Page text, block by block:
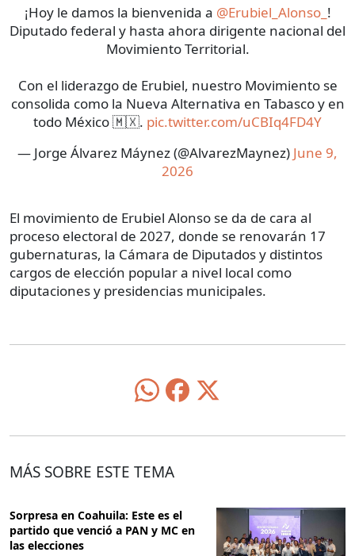
¡Hoy le damos la bienvenida a @Erubiel_Alonso_ !
Diputado federal y hasta ahora dirigente nacional del
Movimiento Territorial.
Con el liderazgo de Erubiel, nuestro Movimiento se
consolida como la Nueva Alternativa en Tabasco y en
todo México 🇲🇽. pic.twitter.com/uCBIq4FD4Y
— Jorge Álvarez Máynez (@AlvarezMaynez) June 9,
2026
El movimiento de Erubiel Alonso se da de cara al
proceso electoral de 2027, donde se renovarán 17
gubernaturas, la Cámara de Diputados y distintos
cargos de elección popular a nivel local como
diputaciones y presidencias municipales.
MÁS SOBRE ESTE TEMA
Sorpresa en Coahuila: Este es el
partido que venció a PAN y MC en
las elecciones